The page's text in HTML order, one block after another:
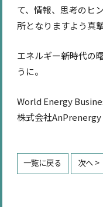
て、情報、思考のヒ
所となりますよう真
エネルギー新時代の
うに。
World Energy
株式会社
一覧に戻る 次へ >